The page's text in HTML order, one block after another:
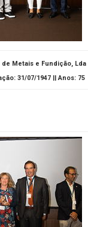
Metais e Fundição, Lda ||
31/07/1947 || Anos: 75